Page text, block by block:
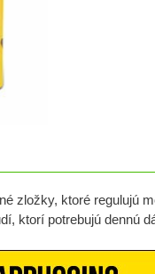
zložky, ktoré regulujú
ktorí potrebujú dennú